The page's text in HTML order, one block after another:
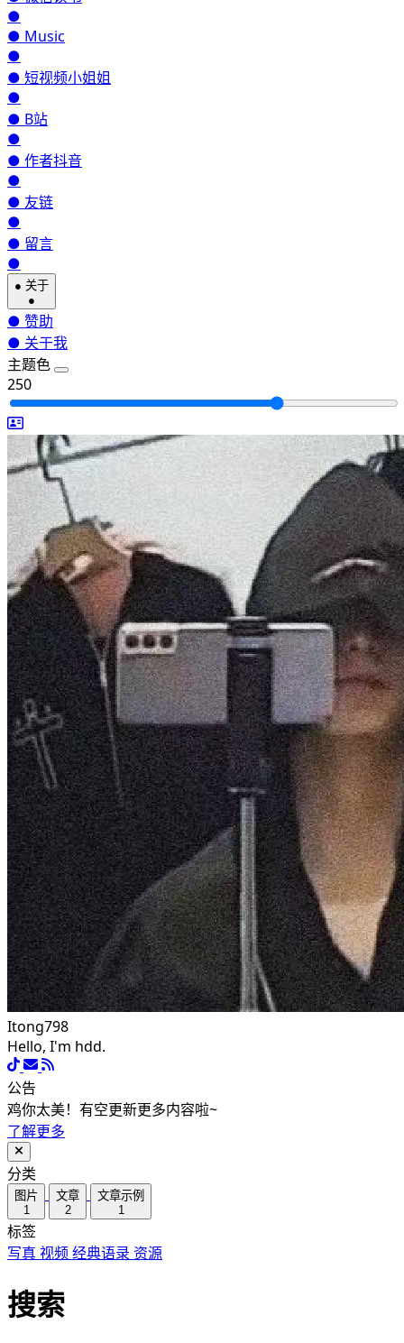
●
● Music
●
● 短视频小姐姐
●
● B站
●
● 作者抖音
●
● 友链
●
● 留言
●
● 关于
●
● 赞助
● 关于我
主题色
250
Itong798
Hello, I'm hdd.
公告
鸡你太美！有空更新更多内容啦~
了解更多
分类
图片
1
文章
2
文章示例
1
标签
写真视频经典语录 资源
搜索